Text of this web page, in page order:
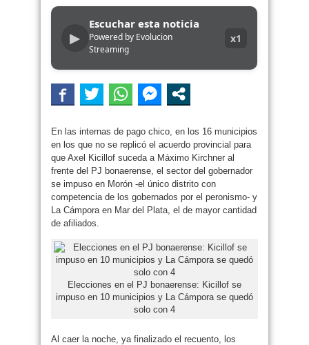
▶
Escuchar esta noticia
Powered by Evolucion
Streaming
x1
En las internas de pago chico, en los 16 municipios
en los que no se replicó el acuerdo provincial para
que Axel Kicillof suceda a Máximo Kirchner al
frente del PJ bonaerense, el sector del gobernador
se impuso en Morón -el único distrito con
competencia de los gobernados por el peronismo- y
La Cámpora en Mar del Plata, el de mayor cantidad
de afiliados.
Elecciones en el PJ bonaerense: Kicillof se
impuso en 10 municipios y La Cámpora se quedó
solo con 4
Al caer la noche, ya finalizado el recuento, los